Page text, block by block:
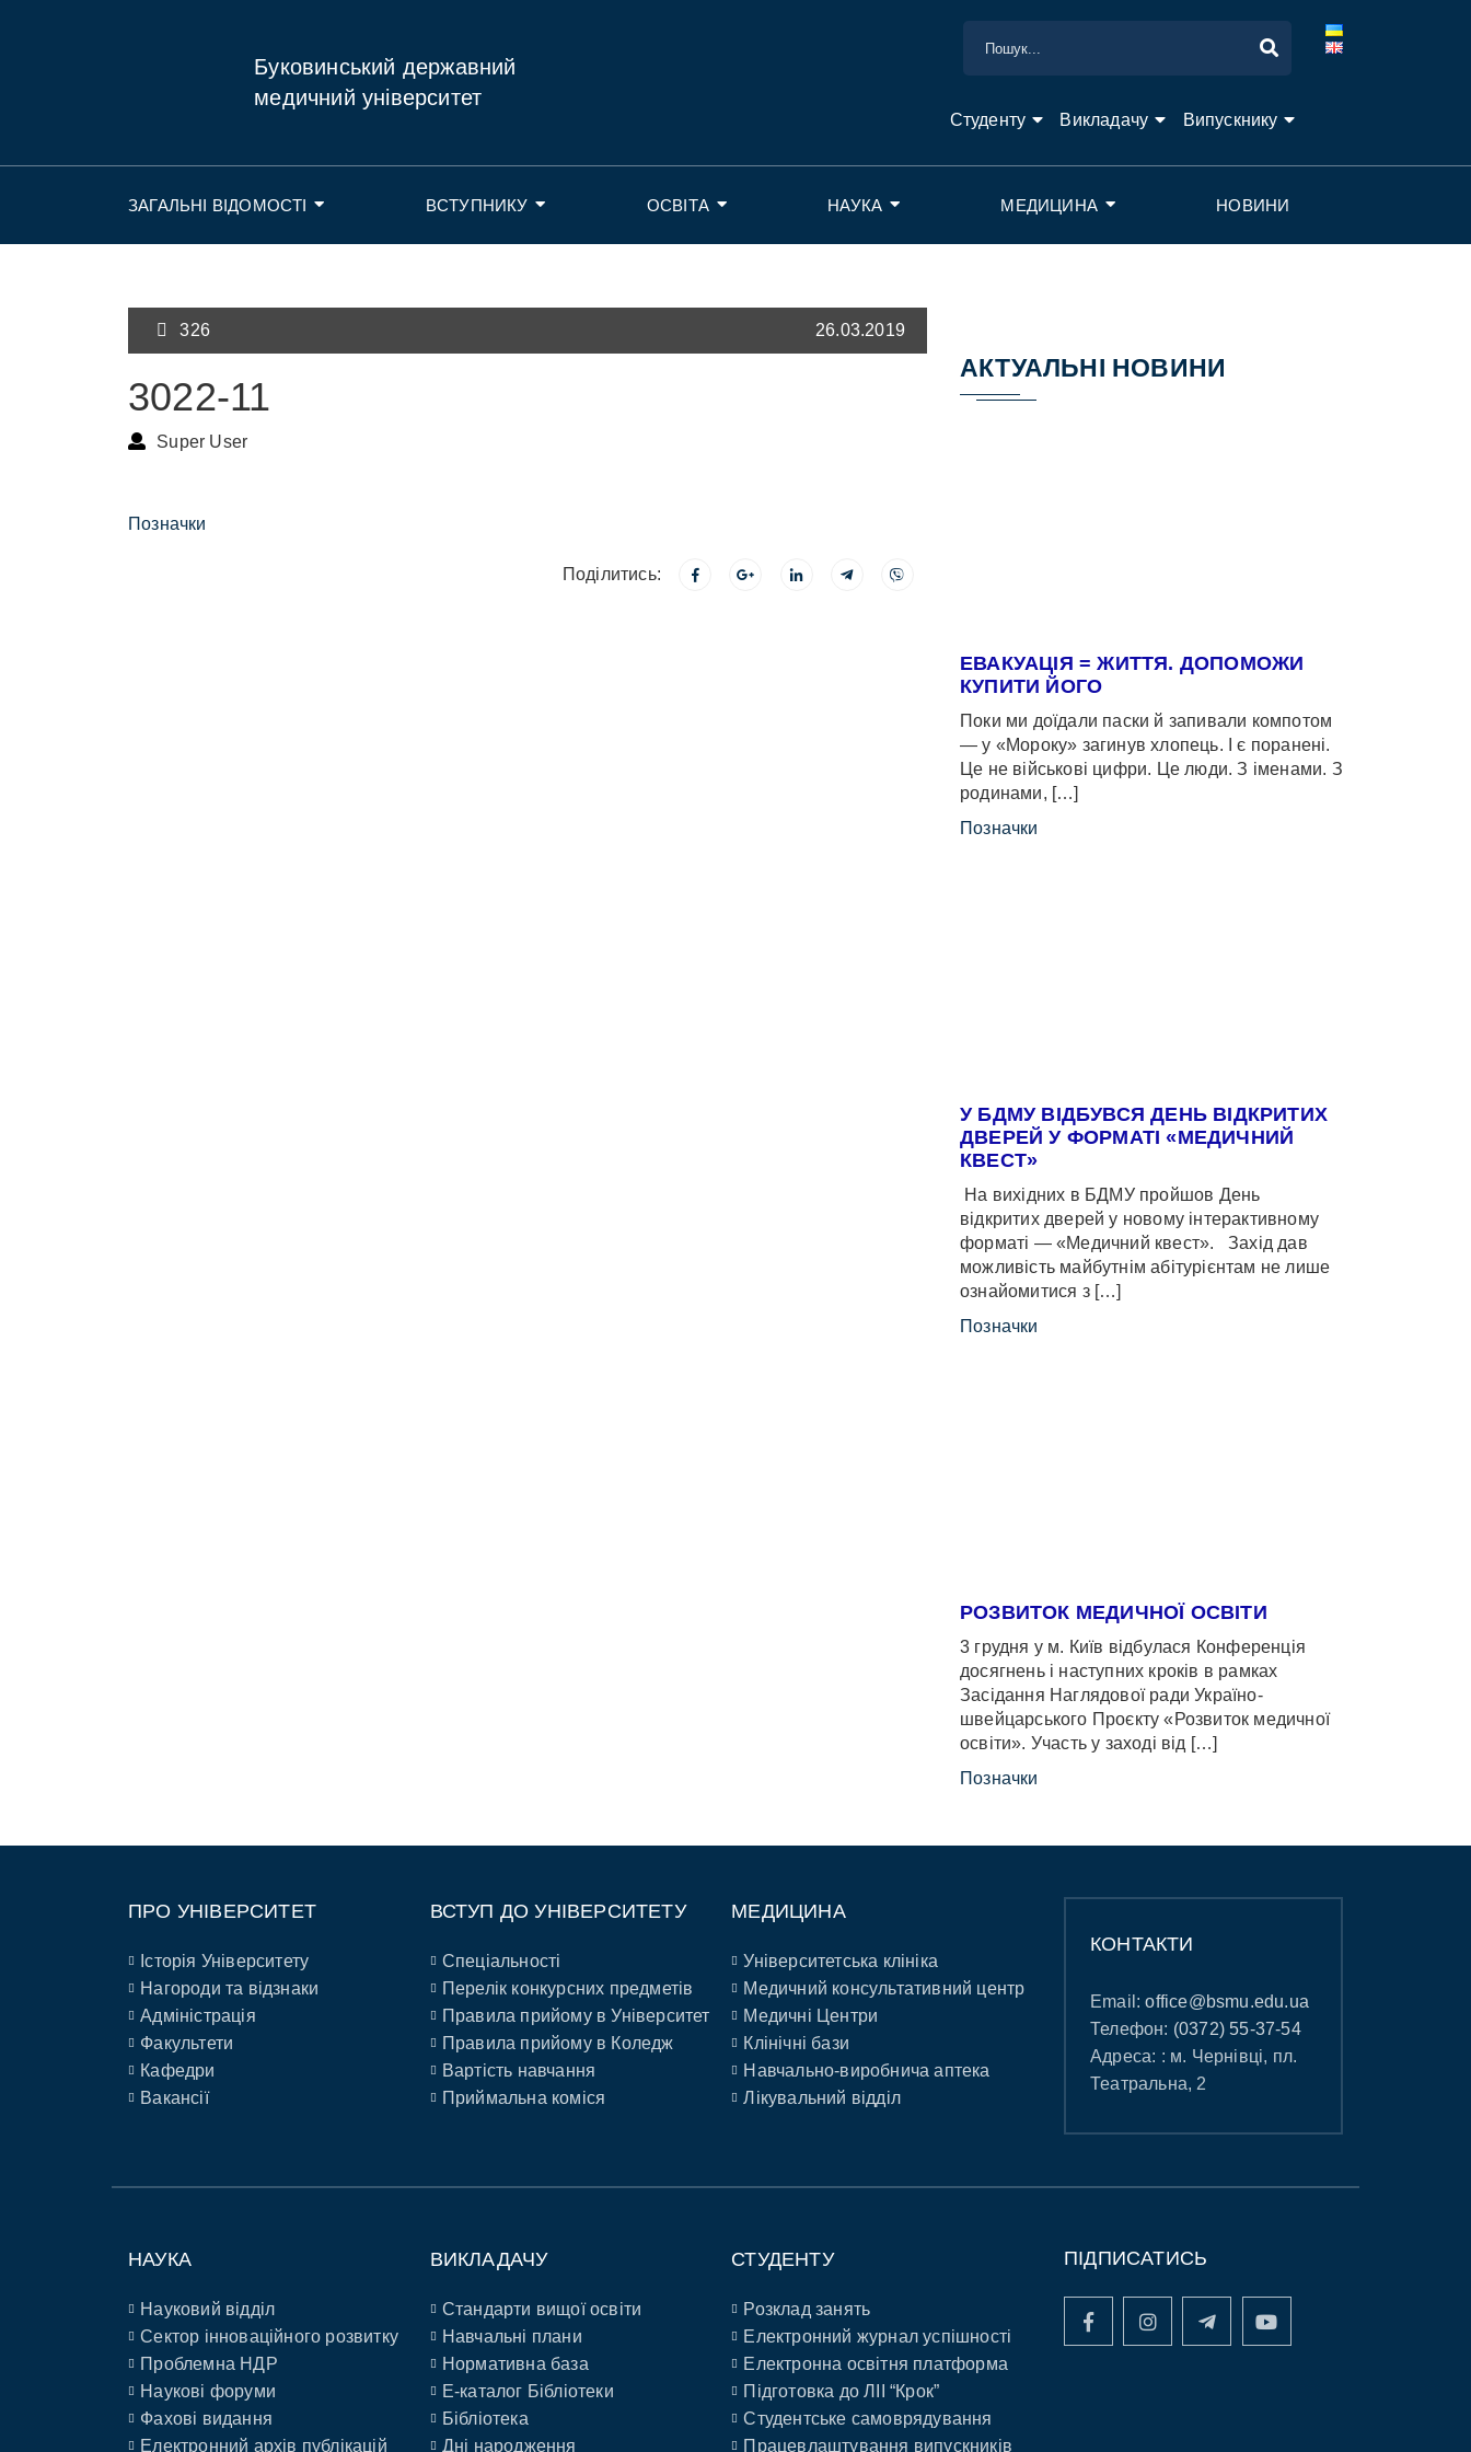
Буковинський державний
медичний університет
Студенту Викладачу Випускнику
ЗАГАЛЬНІ ВІДОМОСТІ ВСТУПНИКУ ОСВІТА НАУКА МЕДИЦИНА НОВИНИ
326 26.03.2019
3022-11
Super User
Позначки
Поділитись:
АКТУАЛЬНІ НОВИНИ
ЕВАКУАЦІЯ = ЖИТТЯ. ДОПОМОЖИ
КУПИТИ ЙОГО
Поки ми доїдали паски й запивали компотом
— у «Мороку» загинув хлопець. І є поранені.
Це не військові цифри. Це люди. З іменами. З
родинами, […]
Позначки
У БДМУ ВІДБУВСЯ ДЕНЬ ВІДКРИТИХ
ДВЕРЕЙ У ФОРМАТІ «МЕДИЧНИЙ
КВЕСТ»
На вихідних в БДМУ пройшов День
відкритих дверей у новому інтерактивному
форматі — «Медичний квест». Захід дав
можливість майбутнім абітурієнтам не лише
ознайомитися з […]
Позначки
РОЗВИТОК МЕДИЧНОЇ ОСВІТИ
3 грудня у м. Київ відбулася Конференція
досягнень і наступних кроків в рамках
Засідання Наглядової ради Україно-
швейцарського Проєкту «Розвиток медичної
освіти». Участь у заході від […]
Позначки
ПРО УНІВЕРСИТЕТ
Історія Університету
Нагороди та відзнаки
Адміністрація
Факультети
Кафедри
Вакансії
ВСТУП ДО УНІВЕРСИТЕТУ
Спеціальності
Перелік конкурсних предметів
Правила прийому в Університет
Правила прийому в Коледж
Вартість навчання
Приймальна коміся
МЕДИЦИНА
Університетська клініка
Медичний консультативний центр
Медичні Центри
Клінічні бази
Навчально-виробнича аптека
Лікувальний відділ
КОНТАКТИ
Email:office@bsmu.edu.ua
Телефон: (0372) 55-37-54
Адреса: : м. Чернівці, пл.
Театральна, 2
НАУКА
Науковий відділ
Сектор інноваційного розвитку
Проблемна НДР
Наукові форуми
Фахові видання
Електронний архів публікацій
ВИКЛАДАЧУ
Стандарти вищої освіти
Навчальні плани
Нормативна база
E-каталог Бібліотеки
Бібліотека
Дні народження
СТУДЕНТУ
Розклад занять
Електронний журнал успішності
Електронна освітня платформа
Підготовка до ЛІІ “Крок”
Студентське самоврядування
Працевлаштування випускників
ПІДПИСАТИСЬ